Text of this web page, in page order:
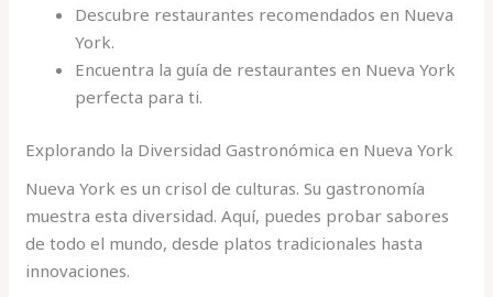
Descubre restaurantes recomendados en Nueva
York.
Encuentra la guía de restaurantes en Nueva York
perfecta para ti.
Explorando la Diversidad Gastronómica en Nueva York
Nueva York es un crisol de culturas. Su gastronomía
muestra esta diversidad. Aquí, puedes probar sabores
de todo el mundo, desde platos tradicionales hasta
innovaciones.